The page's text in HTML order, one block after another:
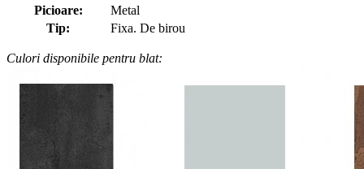
Picioare:
Metal
Tip:
Fixa. De birou
Culori disponibile pentru blat: